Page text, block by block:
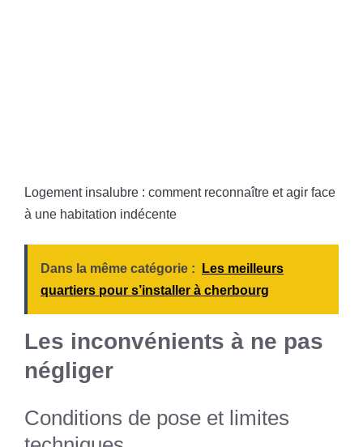
Logement insalubre : comment reconnaître et agir face
à une habitation indécente
Dans la même catégorie :
Les meilleurs
quartiers pour s’installer à cherbourg
Les inconvénients à ne pas
négliger
Conditions de pose et limites